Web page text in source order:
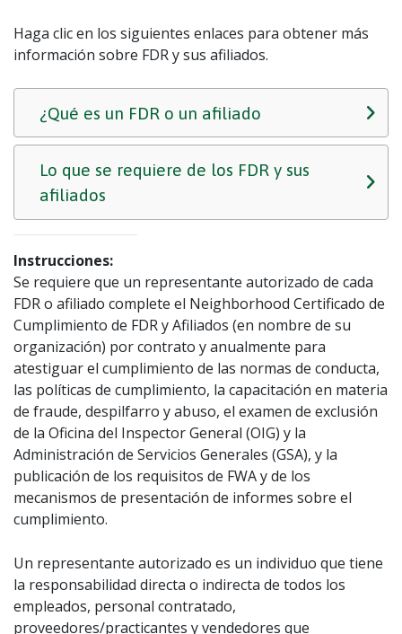
Haga clic en los siguientes enlaces para obtener más
información sobre FDR y sus afiliados.
¿Qué es un FDR o un afiliado
Lo que se requiere de los FDR y sus
afiliados
Instrucciones:
Se requiere que un representante autorizado de cada
FDR o afiliado complete el Neighborhood Certificado de
Cumplimiento de FDR y Afiliados (en nombre de su
organización) por contrato y anualmente para
atestiguar el cumplimiento de las normas de conducta,
las políticas de cumplimiento, la capacitación en materia
de fraude, despilfarro y abuso, el examen de exclusión
de la Oficina del Inspector General (OIG) y la
Administración de Servicios Generales (GSA), y la
publicación de los requisitos de FWA y de los
mecanismos de presentación de informes sobre el
cumplimiento.
Un representante autorizado es un individuo que tiene
la responsabilidad directa o indirecta de todos los
empleados, personal contratado,
proveedores/practicantes y vendedores que